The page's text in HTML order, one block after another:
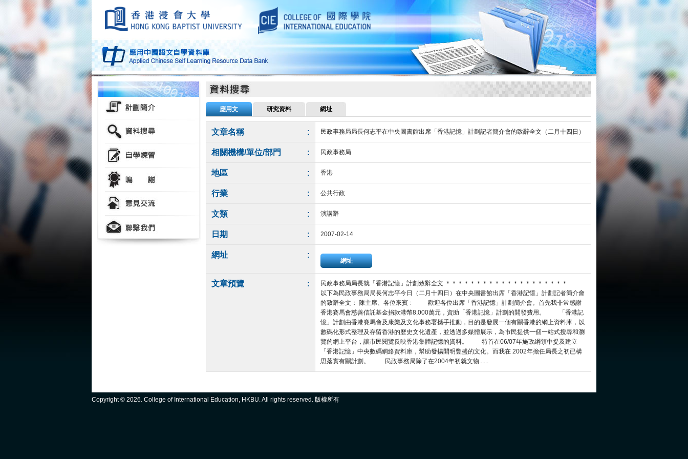
應用文 研究資料 網址
文章名稱 : 民政事務局局長何志平在中央圖書館出席「香港記憶」計劃記者簡介會的致辭全文（二月十四日）
相關機構/單位/部門 : 民政事務局
地區 : 香港
行業 : 公共行政
文類 : 演講辭
日期 : 2007-02-14
網址 :
網址
文章預覽 :
民政事務局局長就「香港記憶」計劃致辭全文 ＊＊＊＊＊＊＊＊＊＊＊＊＊＊＊＊＊＊＊＊
以下為民政事務局局長何志平今日（二月十四日）在中央圖書館出席「香港記憶」計劃記者簡介會
的致辭全文： 陳主席、各位來賓﹕ 歡迎各位出席「香港記憶」計劃簡介會。首先我非常感謝
香港賽馬會慈善信託基金捐款港幣8,000萬元，資助「香港記憶」計劃的開發費用。 「香港記
憶」計劃由香港賽馬會及康樂及文化事務署攜手推動，目的是發展一個有關香港的網上資料庫，以
數碼化形式整理及存留香港的歷史文化遺產，並透過多媒體展示，為市民提供一個一站式搜尋和瀏
覽的網上平台，讓市民閱覽反映香港集體記憶的資料。 特首在06/07年施政綱領中提及建立
「香港記憶」中央數碼網絡資料庫，幫助發揚開明豐盛的文化。而我在 2002年擔任局長之初已構
思落實有關計劃。 民政事務局除了在2004年初就文物......
Copyright © 2026. College of International Education, HKBU. All rights reserved. 版權所有